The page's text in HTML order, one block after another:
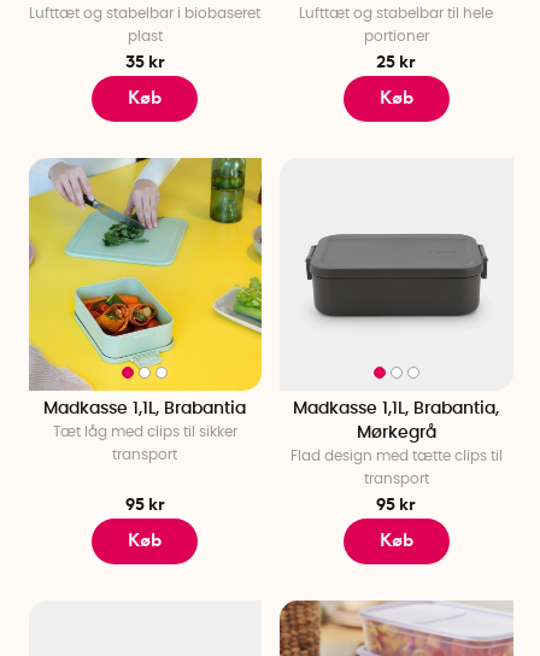
Lufttæt og stabelbar i biobaseret
plast
35 kr
Køb
Lufttæt og stabelbar til hele
portioner
25 kr
Køb
Madkasse 1,1L, Brabantia
Tæt låg med clips til sikker
transport
95 kr
Køb
Madkasse 1,1L, Brabantia,
Mørkegrå
Flad design med tætte clips til
transport
95 kr
Køb